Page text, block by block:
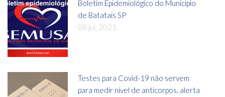
Boletim Epidemiológico do Município
de Batatais SP
08 jul, 2021
Testes para Covid-19 não servem
para medir nível de anticorpos, alerta